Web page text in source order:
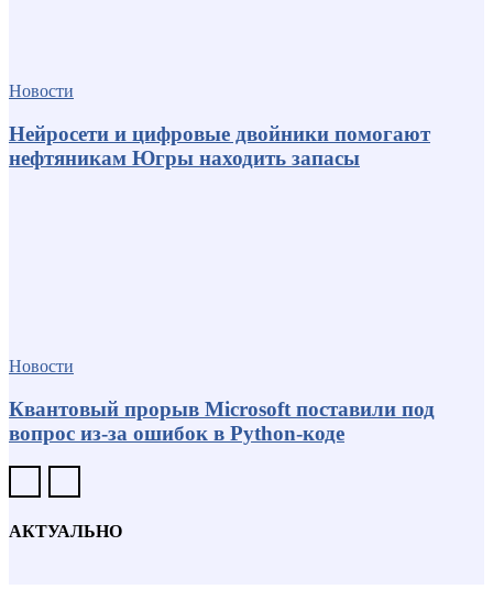
Новости
Нейросети и цифровые двойники помогают
нефтяникам Югры находить запасы
Новости
Квантовый прорыв Microsoft поставили под
вопрос из-за ошибок в Python-коде
АКТУАЛЬНО